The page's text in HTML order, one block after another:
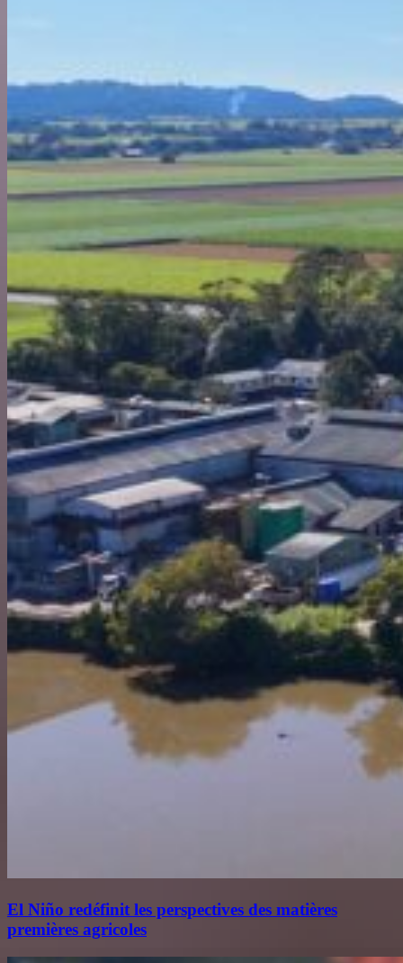
El Niño redéfinit les perspectives des matières
premières agricoles